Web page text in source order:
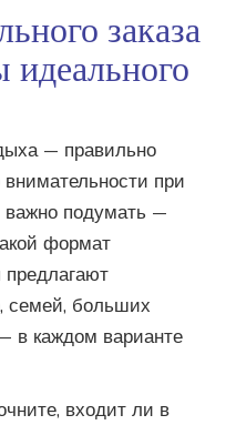
заказа
идеального
— правильно
при
важно подумать —
формат
предлагают
семей, больших
в каждом варианте
входит ли в